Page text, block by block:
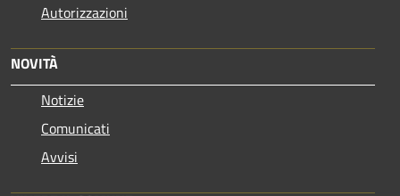
Autorizzazioni
NOVITÀ
Notizie
Comunicati
Avvisi